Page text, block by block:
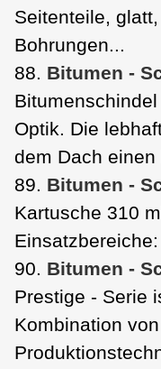
Seitenteile,
Bohrungen...
88. Bitumen -
Optik. Die
dem Dach einen
89. Bitumen -
Kartusche 310
90. Bitumen -
Prestige - Serie
Kombination